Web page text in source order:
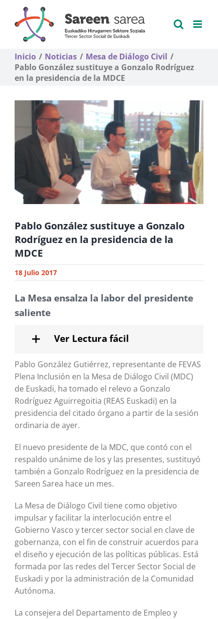
contenido
Inicio Noticias
Mesa de Diálogo Civil
Pablo González sustituye a Gonzalo Rodríguez
en la presidencia de la MDCE
Pablo González sustituye a Gonzalo
Rodríguez en la presidencia de la
MDCE
18 Julio 2017
La Mesa ensalza la labor del presidente
saliente
Ver Lectura fácil
Pablo González Gutiérrez, representante de FEVAS
Plena Inclusión en la Mesa de Diálogo Civil (MDC)
de Euskadi, ha tomado el relevo a Gonzalo
Rodríguez Aguirregoitia (REAS Euskadi) en la
presidencia del citado órgano a partir de la sesión
ordinaria de ayer.
El nuevo presidente de la MDC, que contó con el
respaldo unánime de los y las presentes, sustituyó
también a Gonzalo Rodríguez en la presidencia de
Sareen Sarea hace un mes.
La Mesa de Diálogo Civil tiene como objetivo
impulsar y facilitar la interlocución entre el
Gobierno Vasco y tercer sector social en clave de
gobernanza, con el fin de construir acuerdos para
el diseño y ejecución de las políticas públicas. Está
formada por las redes del Tercer Sector Social de
Euskadi y por la administración de la Comunidad
Autónoma.
La consejera del Departamento de Empleo y